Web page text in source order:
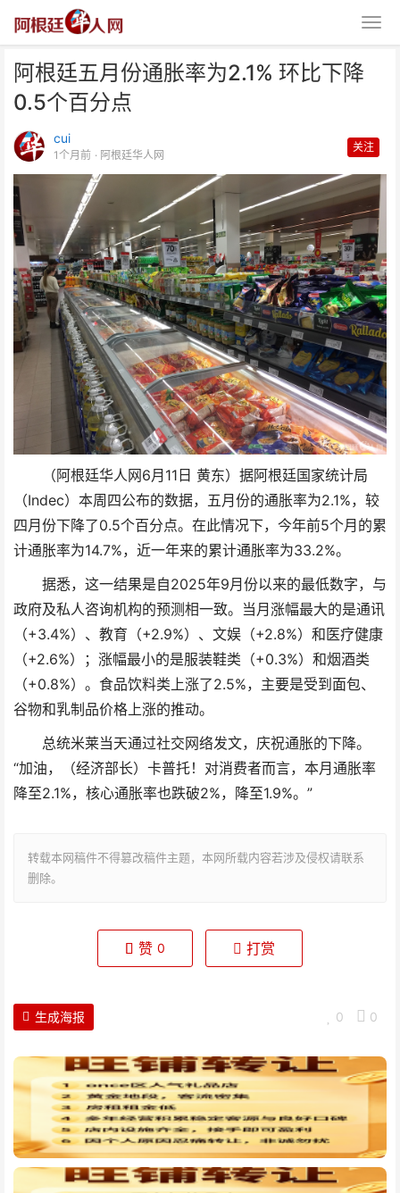
阿根廷五月份通胀率为2.1% 环比下降
0.5个百分点
cui
1个月前 · 阿根廷华人网
关注
（阿根廷华人网6月11日 黄东）据阿根廷国家统计局
（Indec）本周四公布的数据，五月份的通胀率为2.1%，较
四月份下降了0.5个百分点。在此情况下，今年前5个月的累
计通胀率为14.7%，近一年来的累计通胀率为33.2%。
据悉，这一结果是自2025年9月份以来的最低数字，与
政府及私人咨询机构的预测相一致。当月涨幅最大的是通讯
（+3.4%）、教育（+2.9%）、文娱（+2.8%）和医疗健康
（+2.6%）；涨幅最小的是服装鞋类（+0.3%）和烟酒类
（+0.8%）。食品饮料类上涨了2.5%，主要是受到面包、
谷物和乳制品价格上涨的推动。
总统米莱当天通过社交网络发文，庆祝通胀的下降。
“加油，（经济部长）卡普托！对消费者而言，本月通胀率
降至2.1%，核心通胀率也跌破2%，降至1.9%。”
转载本网稿件不得篡改稿件主题，本网所载内容若涉及侵权请联系
删除。
阿根廷五月份通胀率为2.1% 环比
下降0.5个百分点
赞 0 打赏
0 0
生成海报